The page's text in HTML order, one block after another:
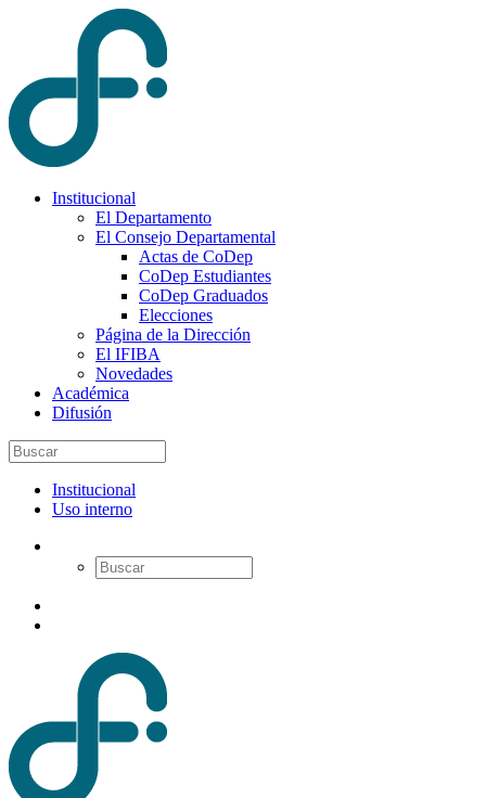
Institucional
El Departamento
El Consejo Departamental
Actas de CoDep
CoDep Estudiantes
CoDep Graduados
Elecciones
Página de la Dirección
El IFIBA
Novedades
Académica
Difusión
Institucional
Uso interno